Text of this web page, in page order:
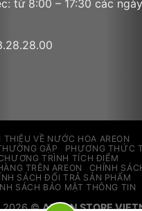
từ 8:00 – 17:30 các
THIỆU VỀ NƯỚC HOA AREON
GẶP
PHƯƠNG THỨC
TRÌNH TÍCH ĐIỂM
TRÊN AREON
CHÍNH
SÁCH ĐỔI TRẢ SẢN PHẨM
SÁCH BẢO MẬT THÔNG TIN
2026 ©AREON STORE